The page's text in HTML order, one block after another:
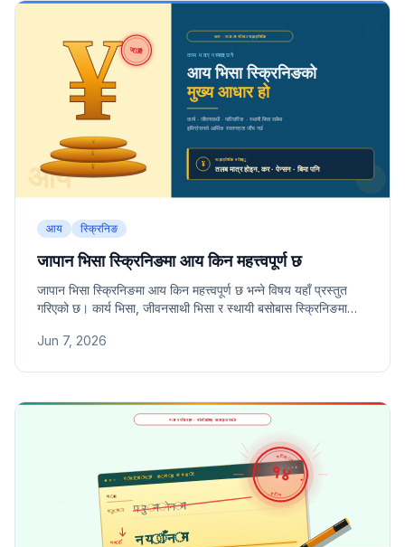
आय स्क्रिनिङ
जापान भिसा स्क्रिनिङमा आय किन महत्त्वपूर्ण छ
जापान भिसा स्क्रिनिङमा आय किन महत्त्वपूर्ण छ भन्ने विषय यहाँ प्रस्तुत
गरिएको छ। कार्य भिसा, जीवनसाथी भिसा र स्थायी बसोबास स्क्रिनिङमा
जान्नुहोस्।
Jun 7, 2026